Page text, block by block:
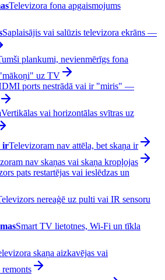
Televizora fona apgaismojums
Saplaisājis vai salūzis televizora ekrāns —
plankumi, nevienmērīgs fona
uz TV
ports nestrādā vai ir "miris" —
Vertikālas vai horizontālas svītras uz
irTelevizoram nav attēla, bet skaņa ir
nav skaņas vai skaņa kropļojas
pats restartējas vai ieslēdzas un
nereaģē uz pulti vai IR sensoru
Smart TV lietotnes, Wi-Fi un tīkla
skaņa aizkavējas vai